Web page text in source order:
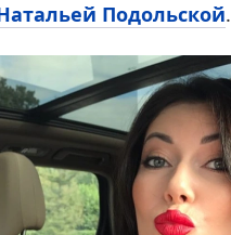
Подольской.